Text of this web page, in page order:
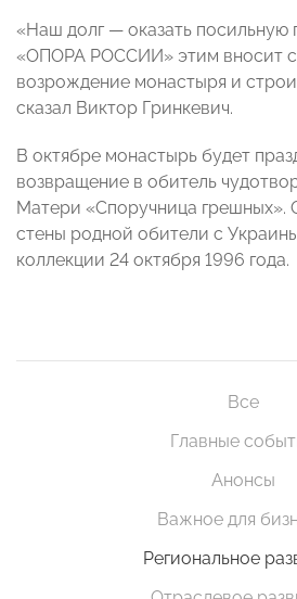
«Наш долг — оказать посильную
«ОПОРА РОССИИ» этим вносит
возрождение монастыря и
сказал Виктор Гринкевич.
В октябре монастырь будет
возвращение в обитель
Матери «Споручница грешных».
стены родной обители с
коллекции 24 октября 1996 года.
Все
Главные
Анонсы
Важное для
Региональное